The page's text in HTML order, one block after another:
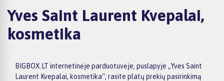
Yves Saint Laurent Kvepalai,
kosmetika
BIGBOX.LT internetinėje parduotuvėje, puslapyje „Yves Saint
Laurent Kvepalai, kosmetika“, rasite platų prekių pasirinkimą